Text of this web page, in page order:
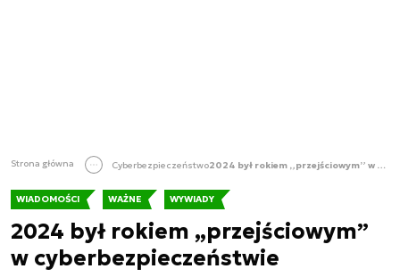
Strona główna Cyberbezpieczeństwo 2024 był rokiem „przejściowym” w cyberbezpieczeństwie
WIADOMOŚCI WAŻNE WYWIADY
2024 był rokiem „przejściowym”
w cyberbezpieczeństwie